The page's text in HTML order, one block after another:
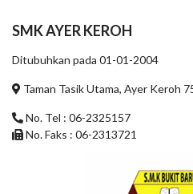
SMK AYER KEROH
Ditubuhkan pada 01-01-2004
Taman Tasik Utama, Ayer Keroh
No. Tel : 06-2325157
No. Faks : 06-2313721